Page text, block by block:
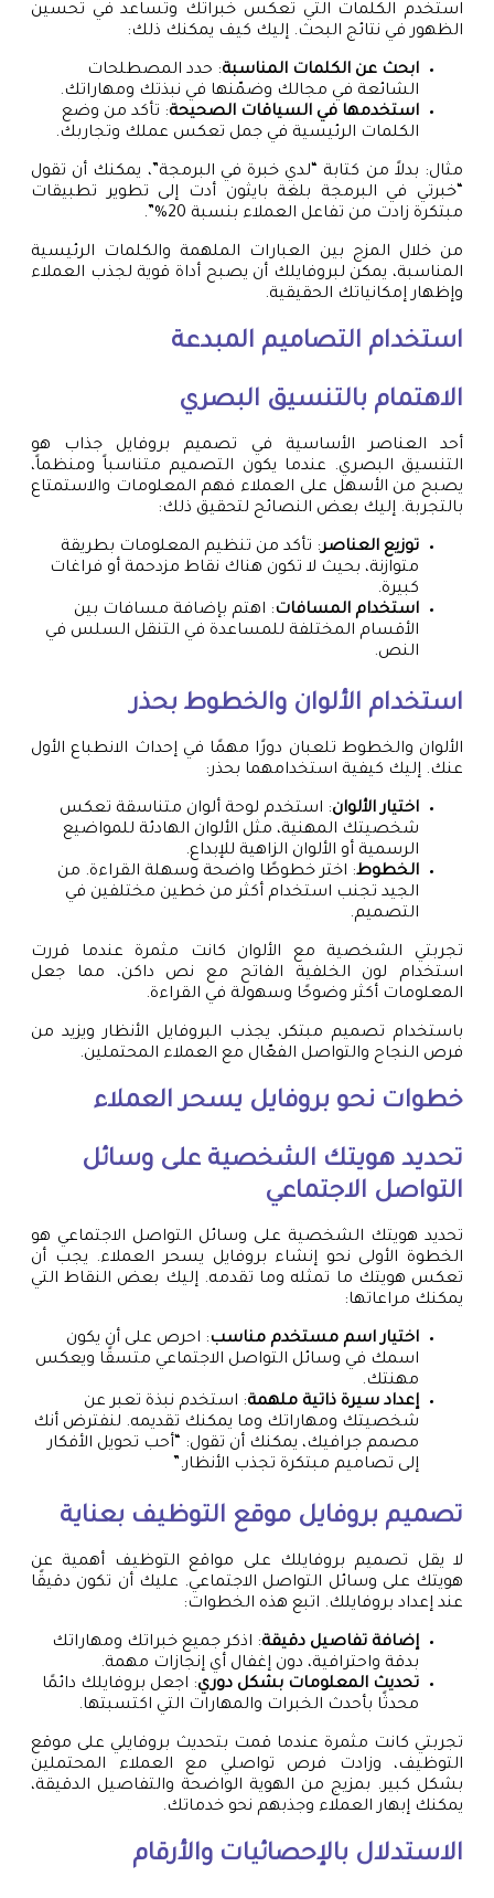
استخدم الكلمات التي تعكس خبراتك وتساعد في تحسين
الظهور في نتائج البحث. إليك كيف يمكنك ذلك:
ابحث عن الكلمات المناسبة: حدد المصطلحات
الشائعة في مجالك وضمّنها في نبذتك ومهاراتك.
استخدمها في السياقات الصحيحة: تأكد من وضع
الكلمات الرئيسية في جمل تعكس عملك وتجاربك.
مثال: بدلاً من كتابة “لدي خبرة في البرمجة”، يمكنك أن تقول
“خبرتي في البرمجة بلغة بايثون أدت إلى تطوير تطبيقات
مبتكرة زادت من تفاعل العملاء بنسبة 20%”.
من خلال المزج بين العبارات الملهمة والكلمات الرئيسية
المناسبة، يمكن لبروفايلك أن يصبح أداة قوية لجذب العملاء
وإظهار إمكانياتك الحقيقية.
استخدام التصاميم المبدعة
الاهتمام بالتنسيق البصري
أحد العناصر الأساسية في تصميم بروفايل جذاب هو
التنسيق البصري. عندما يكون التصميم متناسباً ومنظماً،
يصبح من الأسهل على العملاء فهم المعلومات والاستمتاع
بالتجربة. إليك بعض النصائح لتحقيق ذلك:
توزيع العناصر: تأكد من تنظيم المعلومات بطريقة
متوازنة، بحيث لا تكون هناك نقاط مزدحمة أو فراغات
كبيرة.
استخدام المسافات: اهتم بإضافة مسافات بين
الأقسام المختلفة للمساعدة في التنقل السلس في
النص.
استخدام الألوان والخطوط بحذر
الألوان والخطوط تلعبان دورًا مهمًا في إحداث الانطباع الأول
عنك. إليك كيفية استخدامهما بحذر:
اختيار الألوان: استخدم لوحة ألوان متناسقة تعكس
شخصيتك المهنية، مثل الألوان الهادئة للمواضيع
الرسمية أو الألوان الزاهية للإبداع.
الخطوط: اختر خطوطًا واضحة وسهلة القراءة. من
الجيد تجنب استخدام أكثر من خطين مختلفين في
التصميم.
تجربتي الشخصية مع الألوان كانت مثمرة عندما قررت
استخدام لون الخلفية الفاتح مع نص داكن، مما جعل
المعلومات أكثر وضوحًا وسهولة في القراءة.
باستخدام تصميم مبتكر، يجذب البروفايل الأنظار ويزيد من
فرص النجاح والتواصل الفعّال مع العملاء المحتملين.
خطوات نحو بروفايل يسحر العملاء
تحديد هويتك الشخصية على وسائل
التواصل الاجتماعي
تحديد هويتك الشخصية على وسائل التواصل الاجتماعي هو
الخطوة الأولى نحو إنشاء بروفايل يسحر العملاء. يجب أن
تعكس هويتك ما تمثله وما تقدمه. إليك بعض النقاط التي
يمكنك مراعاتها:
اختيار اسم مستخدم مناسب: احرص على أن يكون
اسمك في وسائل التواصل الاجتماعي متسقًا ويعكس
مهنتك.
إعداد سيرة ذاتية ملهمة: استخدم نبذة تعبر عن
شخصيتك ومهاراتك وما يمكنك تقديمه. لنفترض أنك
مصمم جرافيك، يمكنك أن تقول: “أحب تحويل الأفكار
إلى تصاميم مبتكرة تجذب الأنظار.”
تصميم بروفايل موقع التوظيف بعناية
لا يقل تصميم بروفايلك على مواقع التوظيف أهمية عن
هويتك على وسائل التواصل الاجتماعي. عليك أن تكون دقيقًا
عند إعداد بروفايلك. اتبع هذه الخطوات:
إضافة تفاصيل دقيقة: اذكر جميع خبراتك ومهاراتك
بدقة واحترافية، دون إغفال أي إنجازات مهمة.
تحديث المعلومات بشكل دوري: اجعل بروفايلك دائمًا
محدثًا بأحدث الخبرات والمهارات التي اكتسبتها.
تجربتي كانت مثمرة عندما قمت بتحديث بروفايلي على موقع
التوظيف، وزادت فرص تواصلي مع العملاء المحتملين
بشكل كبير. بمزيج من الهوية الواضحة والتفاصيل الدقيقة،
يمكنك إبهار العملاء وجذبهم نحو خدماتك.
الاستدلال بالإحصائيات والأرقام